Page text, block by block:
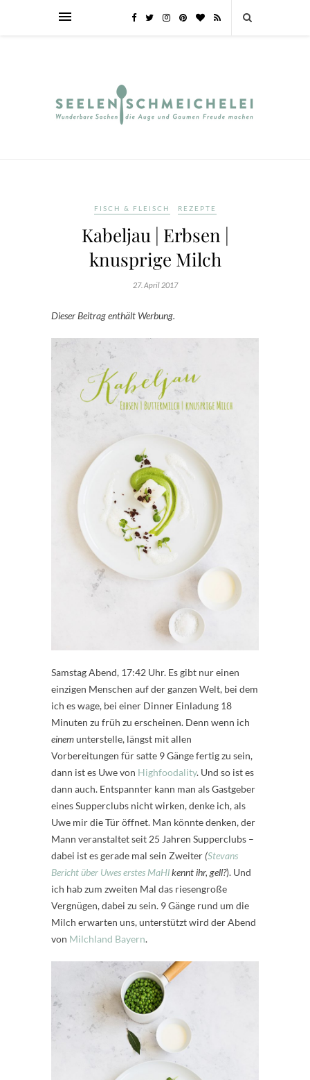
FISCH & FLEISCH REZEPTE
Kabeljau | Erbsen |
knusprige Milch
27. April 2017
Dieser Beitrag enthält Werbung.
Samstag Abend, 17:42 Uhr. Es gibt nur einen
einzigen Menschen auf der ganzen Welt, bei dem
ich es wage, bei einer Dinner Einladung 18
Minuten zu früh zu erscheinen. Denn wenn ich
einemunterstelle, längst mit allen
Vorbereitungen für satte 9 Gänge fertig zu sein,
dann ist es Uwe von Highfoodality. Und so ist es
dann auch. Entspannter kann man als Gastgeber
eines Supperclubs nicht wirken, denke ich, als
Uwe mir die Tür öffnet. Man könnte denken, der
Mann veranstaltet seit 25 Jahren Supperclubs –
dabei ist es gerade mal sein Zweiter (Stevans
Bericht über Uwes erstes MaHlkennt ihr, gell?). Und
ich hab zum zweiten Mal das riesengroße
Vergnügen, dabei zu sein. 9 Gänge rund um die
Milch erwarten uns, unterstützt wird der Abend
von Milchland Bayern.